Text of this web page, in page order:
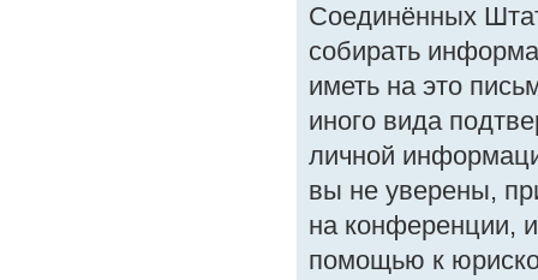
Соединённых
собирать
иметь на это
иного вида
личной
вы не уверены,
на конференции,
помощью к